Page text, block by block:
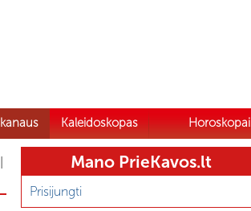
Kaleidoskopas Horoskopai
Mano PrieKavos.lt
Prisijungti